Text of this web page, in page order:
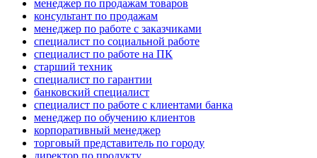
менеджер по продажам товаров
консультант по продажам
менеджер по работе с заказчиками
специалист по социальной работе
специалист по работе на ПК
старший техник
специалист по гарантии
банковский специалист
специалист по работе с клиентами банка
менеджер по обучению клиентов
корпоративный менеджер
торговый представитель по городу
директор по продукту